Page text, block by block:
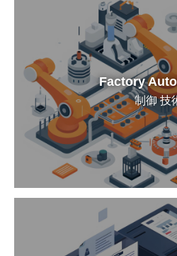
Factory
制御 技